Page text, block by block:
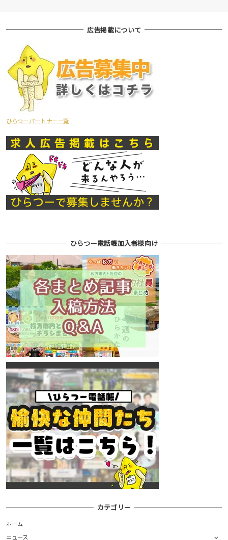
広告掲載について
ひらつーパートナー一覧
ひらつー電話帳加入者様向け
カテゴリー
ホーム
ニュース